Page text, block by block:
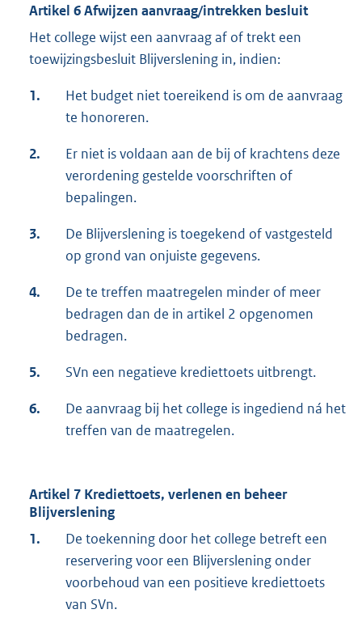
Artikel 6 Afwijzen aanvraag/intrekken besluit
Het college wijst een aanvraag af of trekt een
toewijzingsbesluit Blijverslening in, indien:
1.
Het budget niet toereikend is om de aanvraag
te honoreren.
2.
Er niet is voldaan aan de bij of krachtens deze
verordening gestelde voorschriften of
bepalingen.
3.
De Blijverslening is toegekend of vastgesteld
op grond van onjuiste gegevens.
4.
De te treffen maatregelen minder of meer
bedragen dan de in artikel 2 opgenomen
bedragen.
5. SVn een negatieve krediettoets uitbrengt.
6.
De aanvraag bij het college is ingediend ná het
treffen van de maatregelen.
Artikel 7 Krediettoets, verlenen en beheer
Blijverslening
1.
De toekenning door het college betreft een
reservering voor een Blijverslening onder
voorbehoud van een positieve krediettoets
van SVn.